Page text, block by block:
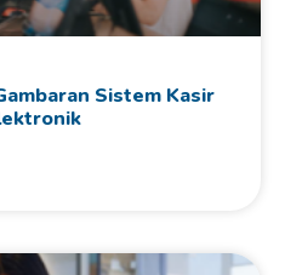
Sistem Kasir